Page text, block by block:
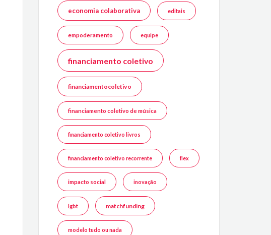
economia colaborativa editais
empoderamento equipe
financiamento coletivo
financiamentocoletivo
financiamento coletivo de música
financiamento coletivo livros
financiamento coletivo recorrente flex
impacto social inovação
lgbt matchfunding
modelo tudo ou nada